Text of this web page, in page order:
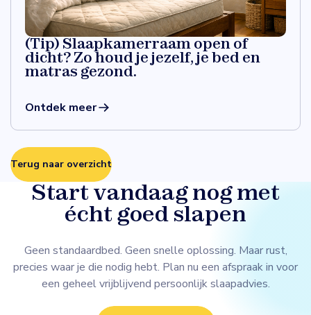
(Tip) Slaapkamerraam open of
dicht? Zo houd je jezelf, je bed en
matras gezond.
Ontdek meer
Terug naar overzicht
Start vandaag nog met
écht goed slapen
Geen standaardbed. Geen snelle oplossing. Maar rust,
precies waar je die nodig hebt. Plan nu een afspraak in voor
een geheel vrijblijvend persoonlijk slaapadvies.